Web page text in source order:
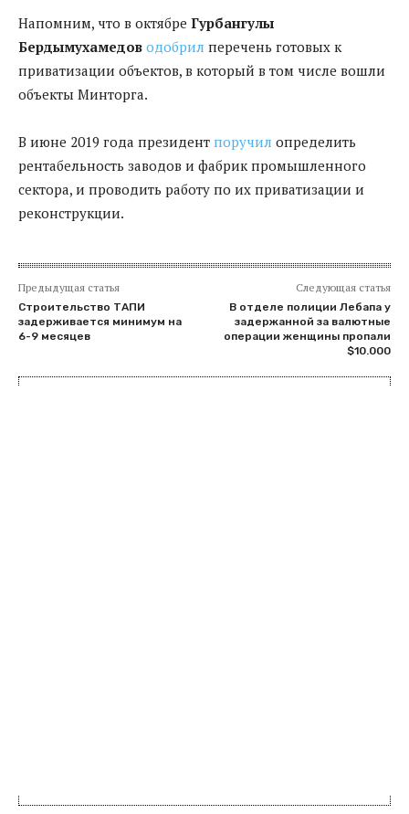
Напомним, что в октябре Гурбангулы
Бердымухамедов одобрил перечень готовых к
приватизации объектов, в который в том числе вошли
объекты Минторга.
В июне 2019 года президент поручил определить
рентабельность заводов и фабрик промышленного
сектора, и проводить работу по их приватизации и
реконструкции.
Предыдущая статья
Строительство ТАПИ
задерживается минимум на
6-9 месяцев
Следующая статья
В отделе полиции Лебапа у
задержанной за валютные
операции женщины пропали
$10.000